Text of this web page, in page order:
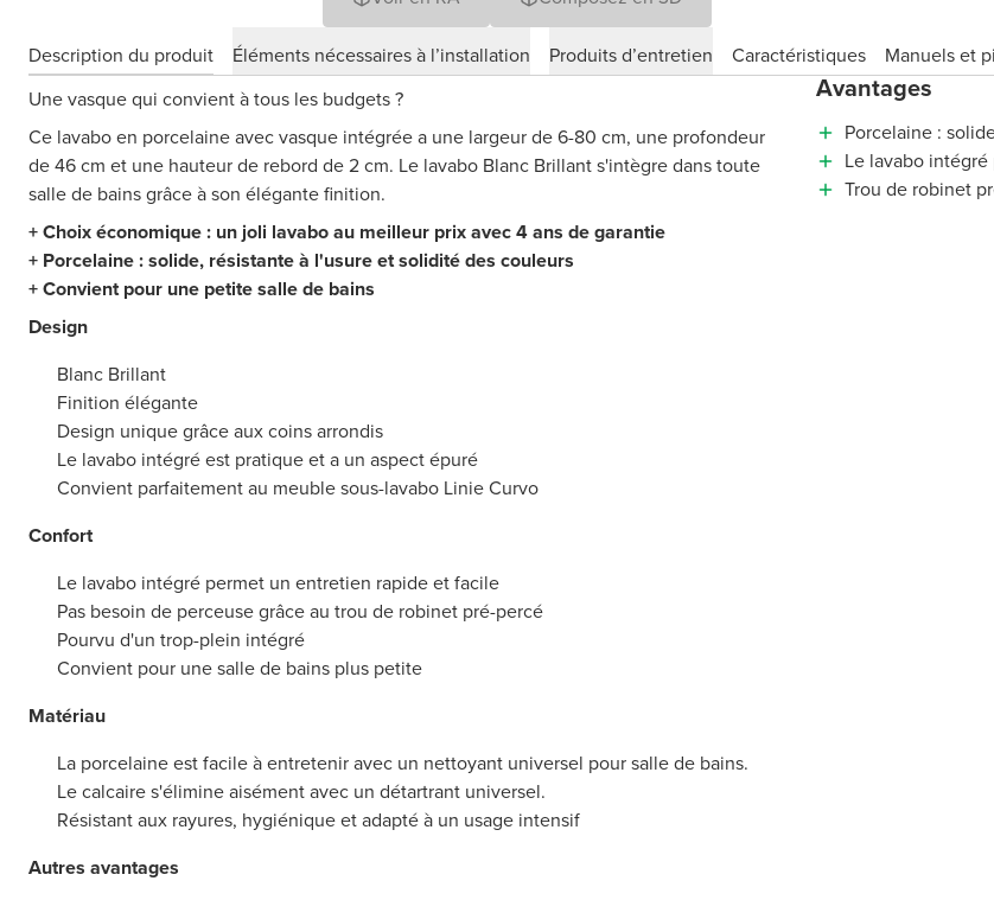
Description du produit Éléments nécessaires à l’installation Produits d’entretien Caractéristiques Manuels et
Une vasque qui convient à tous les budgets ?
Ce lavabo en porcelaine avec vasque intégrée a une largeur de 6-80 cm, une profondeur
de 46 cm et une hauteur de rebord de 2 cm. Le lavabo Blanc Brillant s'intègre dans toute
salle de bains grâce à son élégante finition.
+ Choix économique : un joli lavabo au meilleur prix avec 4 ans de garantie
+ Porcelaine : solide, résistante à l'usure et solidité des couleurs
+ Convient pour une petite salle de bains
Design
Blanc Brillant
Finition élégante
Design unique grâce aux coins arrondis
Le lavabo intégré est pratique et a un aspect épuré
Convient parfaitement au meuble sous-lavabo Linie Curvo
Confort
Le lavabo intégré permet un entretien rapide et facile
Pas besoin de perceuse grâce au trou de robinet pré-percé
Pourvu d'un trop-plein intégré
Convient pour une salle de bains plus petite
Matériau
La porcelaine est facile à entretenir avec un nettoyant universel pour salle de bains.
Le calcaire s'élimine aisément avec un détartrant universel.
Résistant aux rayures, hygiénique et adapté à un usage intensif
Autres avantages
Avantages
Porcelaine :
Le lavabo
Trou de robinet